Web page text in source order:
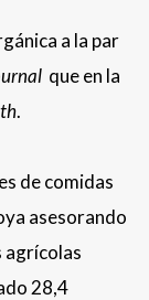
a la par
que en la
.
de comidas
asesorando
agrícolas
28,4